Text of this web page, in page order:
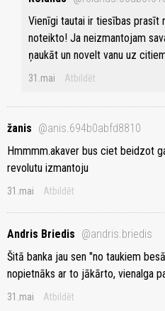
Vienīgi tautai ir tiesības prasīt
noteikto! Ja neizmantojam
ņaukāt un novelt vanu uz
31.mai Atbildēt
žanis @anis.694b0abfd8810
Hmmmm.akaver bus ciet beidzot
revolutu izmantoju
31.mai Atbildēt
Andris Briedis @andris.briedis
Šitā banka jau sen "no taukiem
nopietnāks ar to jākārto, vienalga
31.mai Atbildēt